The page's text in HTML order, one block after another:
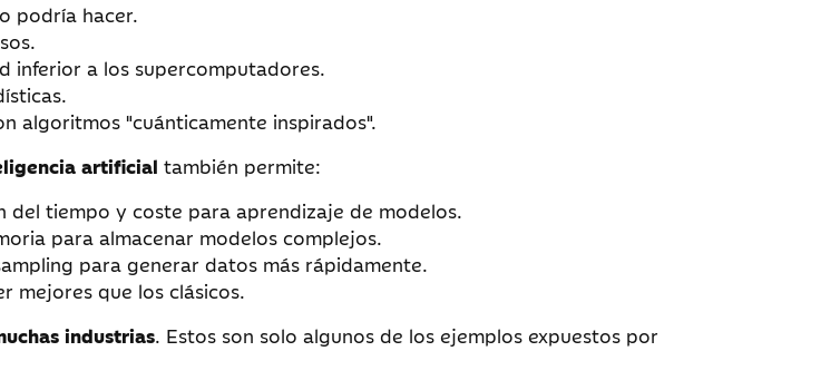
podría hacer.
inferior a los supercomputadores.
algoritmos "cuánticamente inspirados".
artificial también permite:
del tiempo y coste para aprendizaje de modelos.
para almacenar modelos complejos.
para generar datos más rápidamente.
mejores que los clásicos.
industrias. Estos son solo algunos de los ejemplos expuestos por